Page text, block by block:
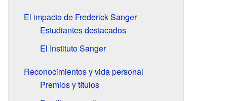
El impacto de Frederick Sanger
Estudiantes destacados
El Instituto Sanger
Reconocimientos y vida personal
Premios y títulos